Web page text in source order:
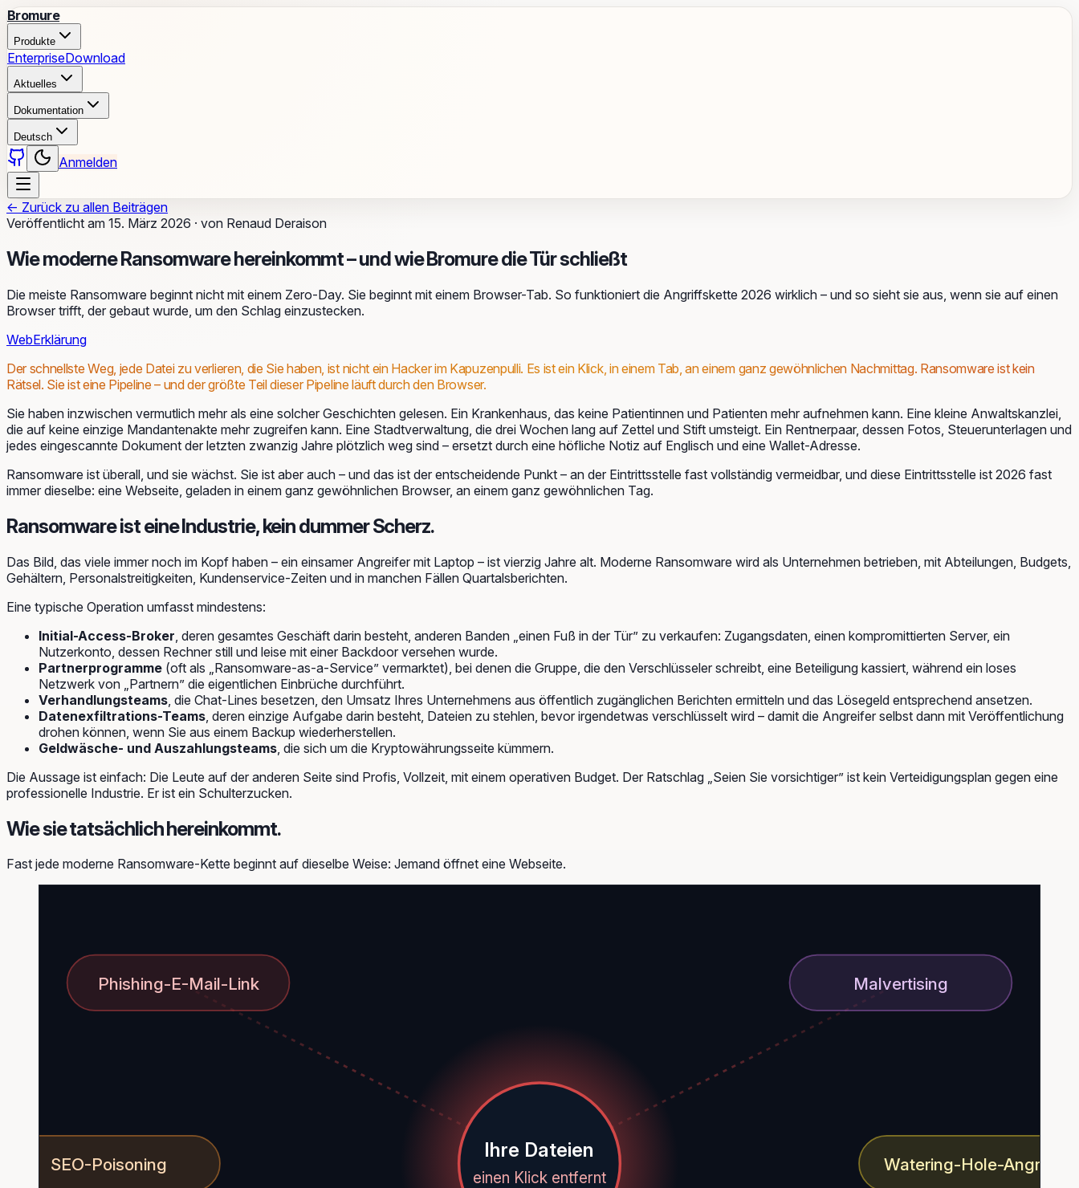
Bromure
Produkte
EnterpriseDownload
Aktuelles
Dokumentation
Deutsch
Anmelden
← Zurück zu allen Beiträgen
Veröffentlicht am 15. März 2026 · von Renaud Deraison
Wie moderne Ransomware hereinkommt – und wie Bromure die Tür schließt
Die meiste Ransomware beginnt nicht mit einem Zero-Day. Sie beginnt mit einem Browser-Tab. So funktioniert die Angriffskette 2026 wirklich – und so sieht sie aus, wenn sie auf einen
Browser trifft, der gebaut wurde, um den Schlag einzustecken.
WebErklärung
Der schnellste Weg, jede Datei zu verlieren, die Sie haben, ist nicht ein Hacker im Kapuzenpulli. Es ist ein Klick, in einem Tab, an einem ganz gewöhnlichen Nachmittag. Ransomware ist kein
Rätsel. Sie ist eine Pipeline – und der größte Teil dieser Pipeline läuft durch den Browser.
Sie haben inzwischen vermutlich mehr als eine solcher Geschichten gelesen. Ein Krankenhaus, das keine Patientinnen und Patienten mehr aufnehmen kann. Eine kleine Anwaltskanzlei,
die auf keine einzige Mandantenakte mehr zugreifen kann. Eine Stadtverwaltung, die drei Wochen lang auf Zettel und Stift umsteigt. Ein Rentnerpaar, dessen Fotos, Steuerunterlagen und
jedes eingescannte Dokument der letzten zwanzig Jahre plötzlich weg sind – ersetzt durch eine höfliche Notiz auf Englisch und eine Wallet-Adresse.
Ransomware ist überall, und sie wächst. Sie ist aber auch – und das ist der entscheidende Punkt – an der Eintrittsstelle fast vollständig vermeidbar, und diese Eintrittsstelle ist 2026 fast
immer dieselbe: eine Webseite, geladen in einem ganz gewöhnlichen Browser, an einem ganz gewöhnlichen Tag.
Ransomware ist eine Industrie, kein dummer Scherz.
Das Bild, das viele immer noch im Kopf haben – ein einsamer Angreifer mit Laptop – ist vierzig Jahre alt. Moderne Ransomware wird als Unternehmen betrieben, mit Abteilungen, Budgets,
Gehältern, Personalstreitigkeiten, Kundenservice-Zeiten und in manchen Fällen Quartalsberichten.
Eine typische Operation umfasst mindestens:
Initial-Access-Broker , deren gesamtes Geschäft darin besteht, anderen Banden „einen Fuß in der Tür” zu verkaufen: Zugangsdaten, einen kompromittierten Server, ein
Nutzerkonto, dessen Rechner still und leise mit einer Backdoor versehen wurde.
Partnerprogramme (oft als „Ransomware-as-a-Service” vermarktet), bei denen die Gruppe, die den Verschlüsseler schreibt, eine Beteiligung kassiert, während ein loses
Netzwerk von „Partnern” die eigentlichen Einbrüche durchführt.
Verhandlungsteams , die Chat-Lines besetzen, den Umsatz Ihres Unternehmens aus öffentlich zugänglichen Berichten ermitteln und das Lösegeld entsprechend ansetzen.
Datenexfiltrations-Teams , deren einzige Aufgabe darin besteht, Dateien zu stehlen, bevor irgendetwas verschlüsselt wird – damit die Angreifer selbst dann mit Veröffentlichung
drohen können, wenn Sie aus einem Backup wiederherstellen.
Geldwäsche- und Auszahlungsteams , die sich um die Kryptowährungsseite kümmern.
Die Aussage ist einfach: Die Leute auf der anderen Seite sind Profis, Vollzeit, mit einem operativen Budget. Der Ratschlag „Seien Sie vorsichtiger” ist kein Verteidigungsplan gegen eine
professionelle Industrie. Er ist ein Schulterzucken.
Wie sie tatsächlich hereinkommt.
Fast jede moderne Ransomware-Kette beginnt auf dieselbe Weise: Jemand öffnet eine Webseite.
Phishing-E-Mail-Link Malvertising
SEO-Poisoning Watering-Hole-Angriff
Ihre Dateien
einen Klick entfernt